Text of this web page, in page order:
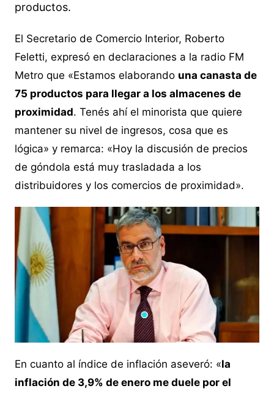
productos.
El Secretario de Comercio Interior, Roberto
Feletti, expresó en declaraciones a la radio FM
Metro que «Estamos elaborando una canasta de
75 productos para llegar a los almacenes de
proximidad. Tenés ahí el minorista que quiere
mantener su nivel de ingresos, cosa que es
lógica» y remarca: «Hoy la discusión de precios
de góndola está muy trasladada a los
distribuidores y los comercios de proximidad».
En cuanto al índice de inflación aseveró: «la
inflación de 3,9% de enero me duele por el